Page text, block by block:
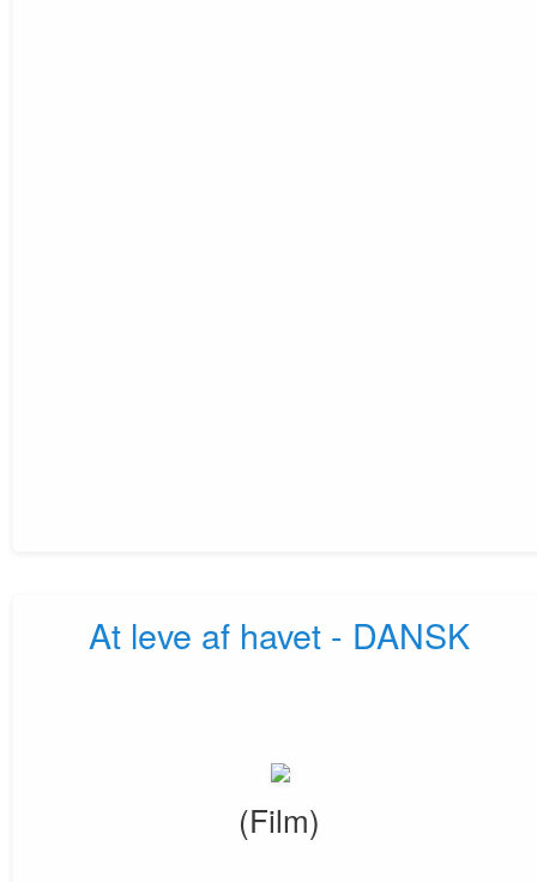
At leve af havet - DANSK
(Film)